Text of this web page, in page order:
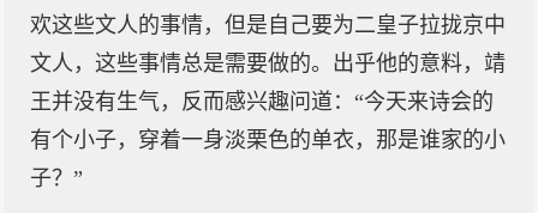
欢这些文人的事情，但是自己要为二皇子拉拢京中
文人，这些事情总是需要做的。出乎他的意料，靖
王并没有生气，反而感兴趣问道：“今天来诗会的
有个小子，穿着一身淡栗色的单衣，那是谁家的小
子？”